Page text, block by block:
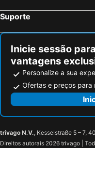
Suporte
Inicie sessão
vantagens
Personalize a sua
Ofertas e preços para
trivago N.V., Kesselstraße 5 – 7,
Direitos autorais 2026 trivago |